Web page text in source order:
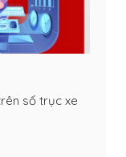
số trục xe